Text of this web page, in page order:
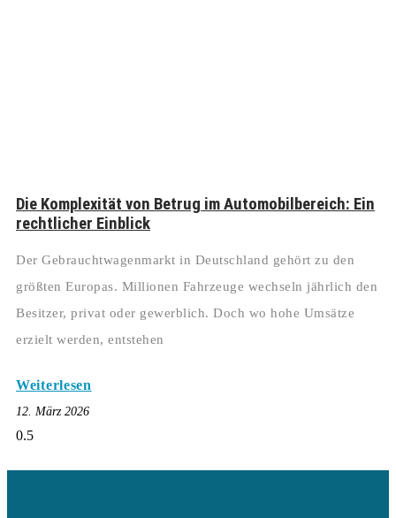
Die Komplexität von Betrug im Automobilbereich: Ein
rechtlicher Einblick
Der Gebrauchtwagenmarkt in Deutschland gehört zu den
größten Europas. Millionen Fahrzeuge wechseln jährlich den
Besitzer, privat oder gewerblich. Doch wo hohe Umsätze
erzielt werden, entstehen
Weiterlesen
12. März 2026